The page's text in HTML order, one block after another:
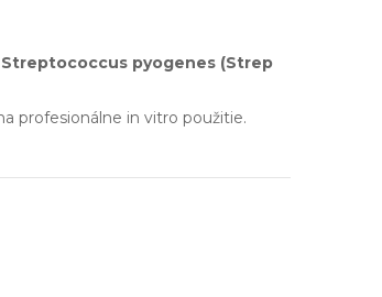
pyogenes (Strep
profesionálne in vitro použitie.